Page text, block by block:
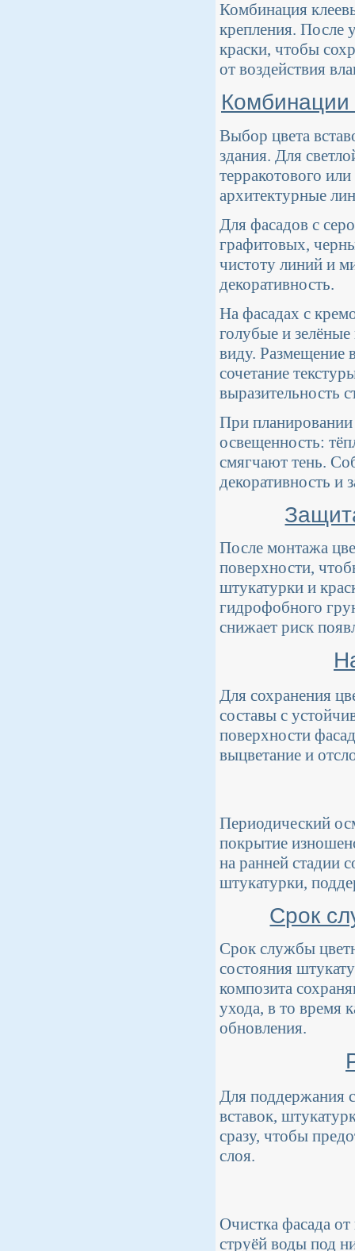
Комбинация
крепления. После
краски, чтобы
от воздействия
Комбинации
Выбор цвета
здания. Для
терракотового
архитектурные
Для фасадов с
графитовых,
чистоту линий и
декоративность.
На фасадах с
голубые и
виду. Размещение
сочетание
выразительность
При
освещенность:
смягчают тень.
декоративность и
После монтажа
поверхности,
штукатурки и
гидрофобного
снижает риск
Для сохранения
составы с
поверхности
выцветание и
Периодический
покрытие
на ранней стадии
штукатурки,
Срок
Срок службы
состояния
композита
ухода, в то время
обновления.
Для поддержания
вставок,
сразу, чтобы
слоя.
Очистка фасада
струёй воды под